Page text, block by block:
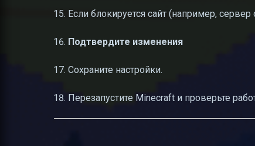
Если блокируется сайт (например,
Подтвердите изменения
Сохраните настройки.
Перезапустите Minecraft и проверьте